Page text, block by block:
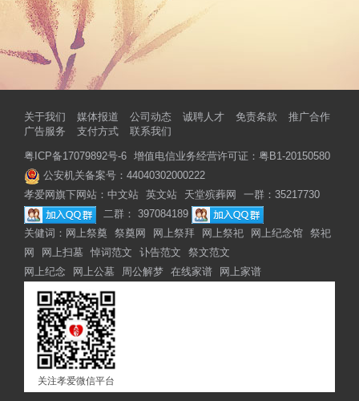
关于我们 媒体报道 公司动态 诚聘人才 免责条款
推广合作
广告服务
支付方式 联系我们
粤ICP备17079892号-6 增值电信业务经营许可证：粤B1-20150580
公安机关备案号：44040302000222
孝爱网旗下网站： 中文站 英文站 天堂殡葬网
一群：35217730
二群： 397084189
关健词： 网上祭奠 祭奠网 网上祭拜 网上祭祀 网上纪念馆 祭祀
网
网上扫墓 悼词范文 讣告范文
祭文范文
网上纪念
网上公墓 周公解梦 在线家谱 网上家谱
关注孝爱微信平台